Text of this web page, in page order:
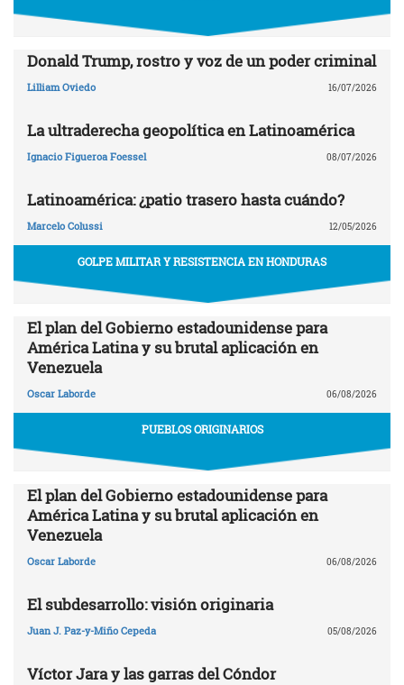
Donald Trump, rostro y voz de un poder criminal
Lilliam Oviedo 16/07/2026
La ultraderecha geopolítica en Latinoamérica
Ignacio Figueroa Foessel 08/07/2026
Latinoamérica: ¿patio trasero hasta cuándo?
Marcelo Colussi 12/05/2026
GOLPE MILITAR Y RESISTENCIA EN HONDURAS
El plan del Gobierno estadounidense para
América Latina y su brutal aplicación en
Venezuela
Oscar Laborde 06/08/2026
PUEBLOS ORIGINARIOS
El plan del Gobierno estadounidense para
América Latina y su brutal aplicación en
Venezuela
Oscar Laborde 06/08/2026
El subdesarrollo: visión originaria
Juan J. Paz-y-Miño Cepeda 05/08/2026
Víctor Jara y las garras del Cóndor